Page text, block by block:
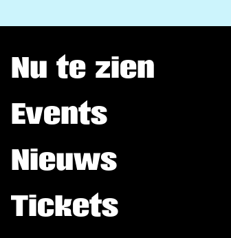
Nu te zien
Events
Nieuws
Tickets